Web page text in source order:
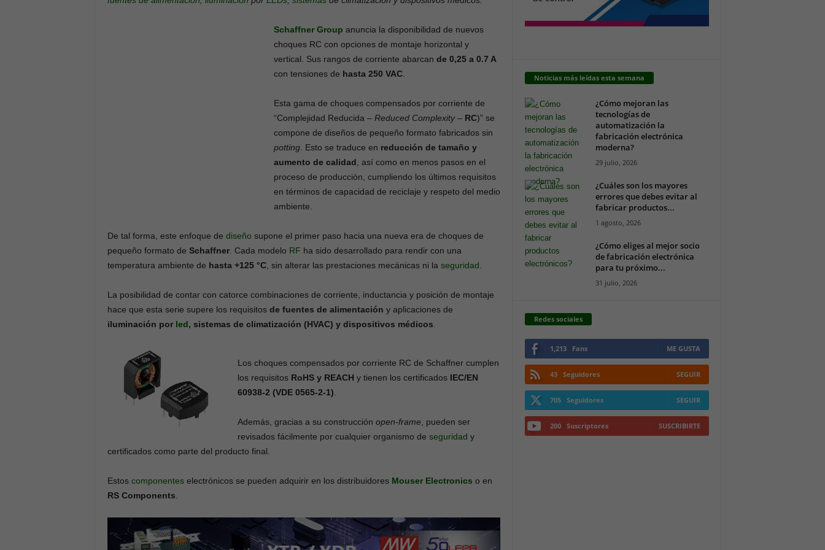
Schaffner Group anuncia la disponibilidad de nuevos
choques RC con opciones de montaje horizontal y
vertical. Sus rangos de corriente abarcan de 0,25 a 0.7 A
con tensiones de hasta 250 VAC
Esta gama de choques compensados por corriente de
“Complejidad Reducida – Reduced Complexity– RC)” se
compone de diseños de pequeño formato fabricados sin
potting . Esto se traduce en reducción de tamaño y
aumento de calidad , así como en menos pasos en el
proceso de producción, cumpliendo los últimos requisitos
en términos de capacidad de reciclaje y respeto del medio
ambiente.
De tal forma, este enfoque de diseño supone el primer paso hacia una nueva era de choques de
pequeño formato de Schaffner . Cada modelo RF ha sido desarrollado para rendir con una
temperatura ambiente de hasta +125 °C , sin alterar las prestaciones mecánicas ni la seguridad
La posibilidad de contar con catorce combinaciones de corriente, inductancia y posición de montaje
hace que esta serie supere los requisitos de fuentes de alimentación y aplicaciones de
iluminación por led, sistemas de climatización (HVAC) y dispositivos médicos
Los choques compensados por corriente RC de Schaffner cumplen
los requisitos RoHS y REACH y tienen los certificados IEC/EN
60938-2 (VDE 0565-2-1)
Además, gracias a su construcción open-frame , pueden ser
revisados fácilmente por cualquier organismo de seguridad y
certificados como parte del producto final.
Estos componentes electrónicos se pueden adquirir en los distribuidores Mouser Electronics o en
RS Components
Noticias más leídas esta semana
¿Cómo mejoran las
tecnologías de
automatización la
fabricación electrónica
moderna?
29 julio, 2026
¿Cuáles son los mayores
errores que debes evitar al
fabricar productos...
1 agosto, 2026
¿Cómo eliges al mejor socio
de fabricación electrónica
para tu próximo...
31 julio, 2026
Redes sociales
1,213 Fans ME GUSTA
43 Seguidores SEGUIR
705 Seguidores SEGUIR
200 Suscriptores SUSCRIBIRTE